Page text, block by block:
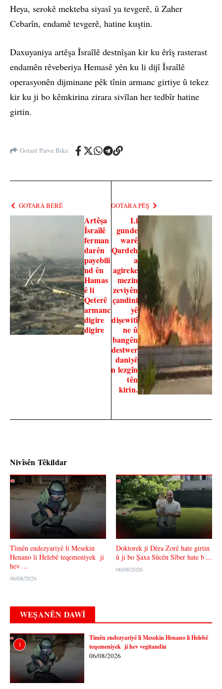
Heya, serokê mekteba siyasî ya tevgerê, û Zaher
Cebarîn, endamê tevgerê, hatine kuştin.
Daxuyaniya artêşa Îsraîlê destnîşan kir ku êrîş rasterast
endamên rêveberiya Hemasê yên ku li dijî Îsraîlê
operasyonên dijminane pêk tînin armanc girtiye û tekez
kir ku ji bo kêmkirina zirara sivîlan her tedbîr hatine
girtin.
Gotarê Parve Bike
GOTARA BERÊ
Artêşa
Îsraîlê
ferman
darên
payebili
nd ên
Hamas
ê li
Qeterê
armanc
digire
digire
GOTARA PÊŞ
Li
gunde
warê
Qardeh
a
agireke
mezin
zeviyên
çandini
yê
dişewitî
ne û
bangên
destwer
daniyê
n lezgîn
tên
kirin.
Nivîsên Têkildar
Tîmên endezyariyê li Mesekin
Henano li Helebê teqemeniyek ji
hev ...
06/08/2026
Doktorek ji Dêra Zorê hate girtin
û ji bo Şaxa Sûcên Sîber hate b ...
06/08/2026
WEȘANÊN DAWÎ
1
Tîmên endezyariyê li Mesekin Henano li Helebê
teqemeniyek ji hev vegitandin
06/08/2026